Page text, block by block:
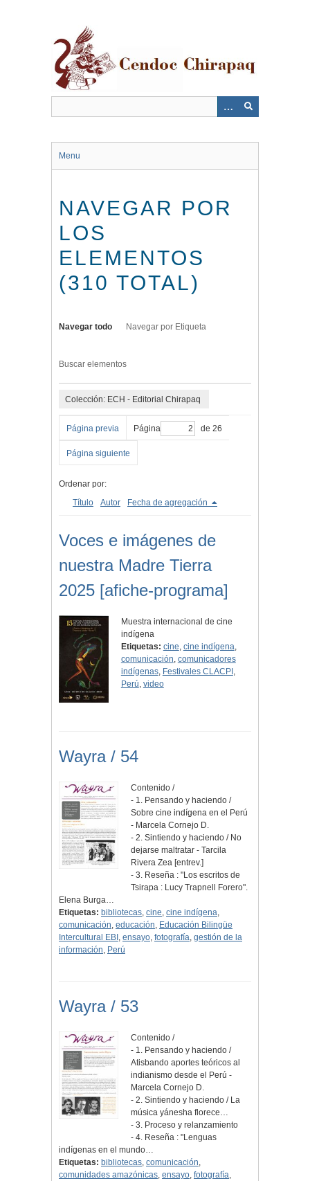
Menu
NAVEGAR POR
LOS
ELEMENTOS
(310 TOTAL)
Navegar todo Navegar por Etiqueta
Buscar elementos
Colección: ECH - Editorial Chirapaq
Página previa Página de 26
Página siguiente
Ordenar por:
Título
Autor Fecha de agregación
Voces e imágenes de
nuestra Madre Tierra
2025 [afiche-programa]
Muestra internacional de cine
indígena
Etiquetas: cine, cine indígena,
comunicación, comunicadores
indígenas, Festivales CLACPI ,
Perú, video
Wayra / 54
Contenido /
- 1. Pensando y haciendo /
Sobre cine indígena en el Perú
- Marcela Cornejo D.
- 2. Sintiendo y haciendo / No
dejarse maltratar - Tarcila
Rivera Zea [entrev.]
- 3. Reseña : "Los escritos de
Tsirapa : Lucy Trapnell Forero".
Elena Burga…
Etiquetas: bibliotecas, cine, cine indígena,
comunicación, educación, Educación Bilingüe
Intercultural EBI , ensayo, fotografía, gestión de la
información, Perú
Wayra / 53
Contenido /
- 1. Pensando y haciendo /
Atisbando aportes teóricos al
indianismo desde el Perú -
Marcela Cornejo D.
- 2. Sintiendo y haciendo / La
música yánesha florece…
- 3. Proceso y relanzamiento
- 4. Reseña : "Lenguas
indígenas en el mundo…
Etiquetas: bibliotecas, comunicación,
comunidades amazónicas, ensayo, fotografía,